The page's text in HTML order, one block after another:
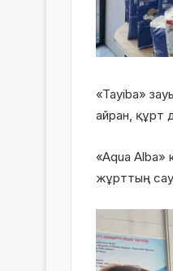
«Tayiba»
айран, құрт
«Aqua Alba»
жұрттың